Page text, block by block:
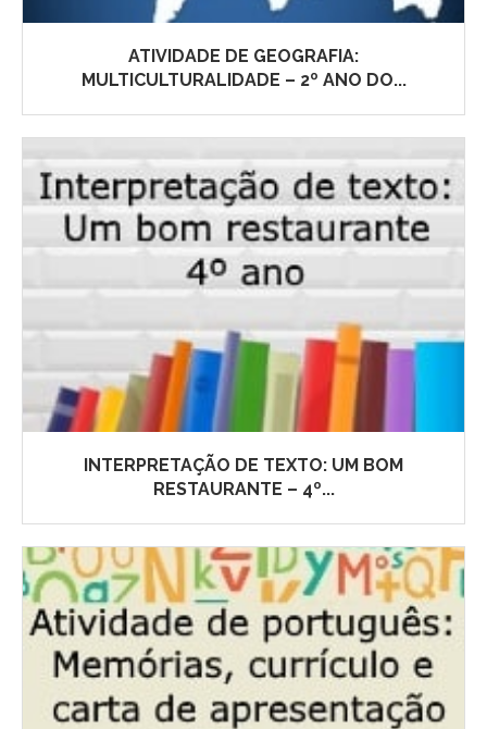
ATIVIDADE DE GEOGRAFIA:
MULTICULTURALIDADE – 2º ANO DO...
INTERPRETAÇÃO DE TEXTO: UM BOM
RESTAURANTE – 4º...